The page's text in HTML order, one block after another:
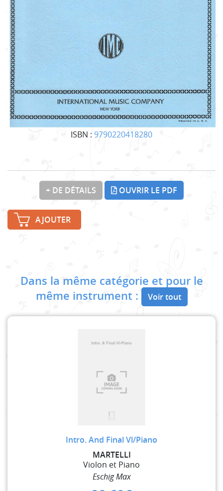
ISBN : 9790220418280
+ DE DÉTAILS OUVRIR LE PDF
AJOUTER
Dans la même catégorie et pour le
même instrument :
Voir tout
Intro. And Final Vl/Piano
MARTELLI
Violon et Piano
Eschig Max